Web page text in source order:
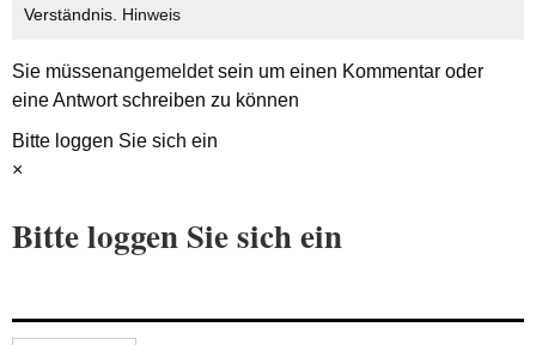
Verständnis. Hinweis
Sie müssenangemeldetsein um einen Kommentar oder
eine Antwort schreiben zu können
Bitte loggen Sie sich ein
×
Bitte loggen Sie sich ein